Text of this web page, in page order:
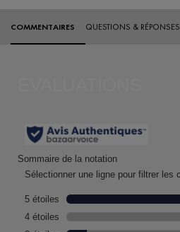
COMMENTAIRES QUESTIONS & RÉPONSES